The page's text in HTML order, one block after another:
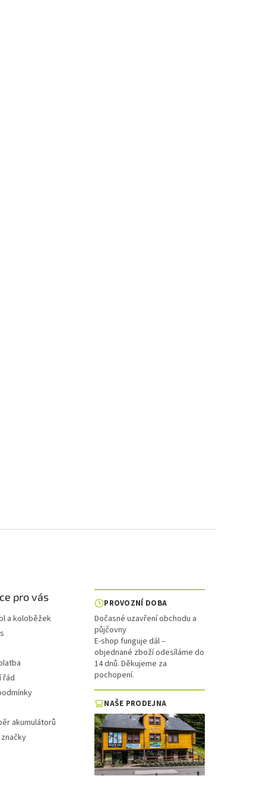
pro vás
a koloběžek
řád
akumulátorů
PROVOZNÍ DOBA
Dočasné uzavření obchodu a
půjčovny
E-shop funguje dál –
objednané zboží odesíláme do
14 dnů. Děkujeme za
pochopení.
NAŠE PRODEJNA